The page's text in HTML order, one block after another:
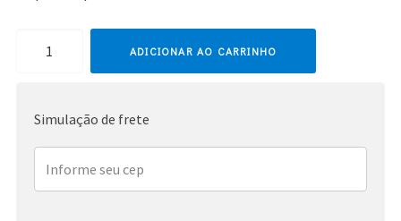
ADICIONAR AO CARRINHO
Simulação de frete